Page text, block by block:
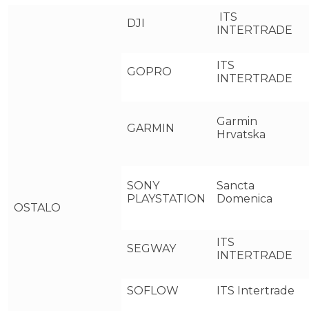
OSTALO
DJI
ITS
INTERTRADE
GOPRO
ITS
INTERTRADE
GARMIN
Garmin
Hrvatska
SONY
PLAYSTATION
Sancta
Domenica
SEGWAY
ITS
INTERTRADE
SOFLOW ITS Intertrade